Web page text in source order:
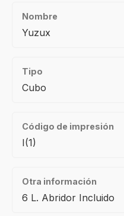
Nombre
Yuzux
Tipo
Cubo
Código de impresión
I(1)
Otra información
6 L. Abridor Incluido